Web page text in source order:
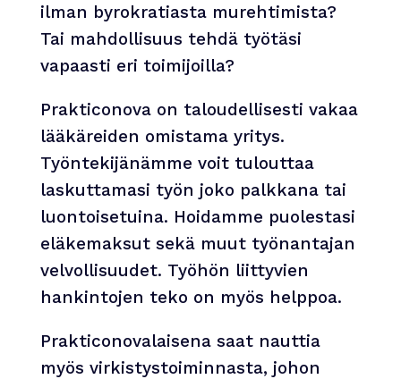
ilman byrokratiasta murehtimista?
Tai mahdollisuus tehdä työtäsi
vapaasti eri toimijoilla?
Prakticonova on taloudellisesti vakaa
lääkäreiden omistama yritys.
Työntekijänämme voit tulouttaa
laskuttamasi työn joko palkkana tai
luontoisetuina. Hoidamme puolestasi
eläkemaksut sekä muut työnantajan
velvollisuudet. Työhön liittyvien
hankintojen teko on myös helppoa.
Prakticonovalaisena saat nauttia
myös virkistystoiminnasta, johon